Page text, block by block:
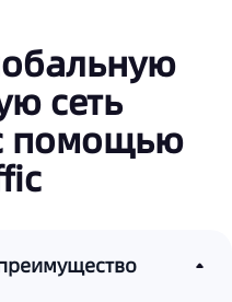
сеть
помощью